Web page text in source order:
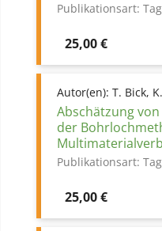
Publikationsart:
Preis
25,00 €
Autor(en): T. Bick,
Abschätzung
der
Publikationsart:
Preis
25,00 €